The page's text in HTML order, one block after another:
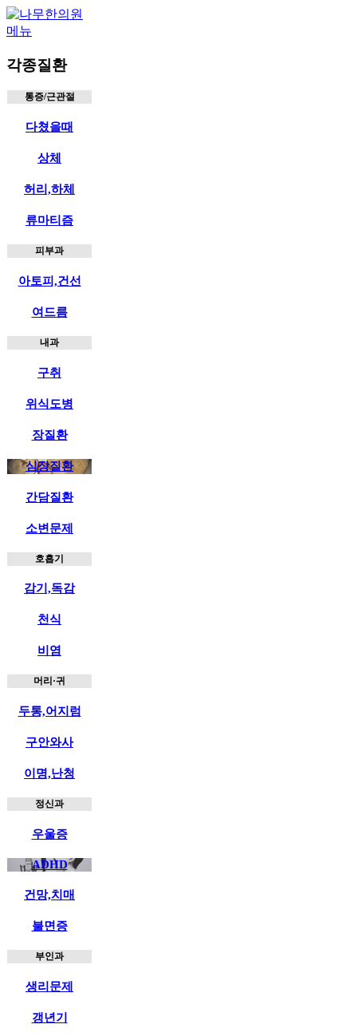
메뉴
각종질환
통증/근관절
다쳤을때
상체
허리,하체
류마티즘
피부과
아토피,건선
여드름
내과
구취
위식도병
장질환
심장질환
간담질환
소변문제
호흡기
감기,독감
천식
비염
머리·귀
두통,어지럼
구안와사
이명,난청
정신과
우울증
ADHD
건망,치매
불면증
부인과
생리문제
갱년기